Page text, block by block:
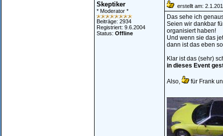
Skeptiker
* Moderator *
Beiträge: 2934
Registriert: 9.6.2004
Status: Offline
erstellt am:
Das sehe ich
Seien wir dankbar
organisiert haben!
Und wenn sie das
dann ist das eben
Klar ist das (sehr)
in dieses Event
Also,
für Frank